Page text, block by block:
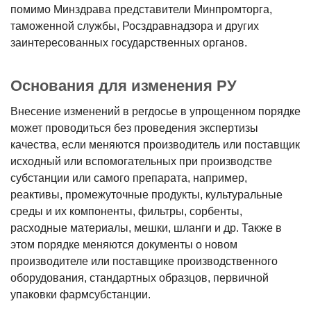
помимо Минздрава представители Минпромторга,
таможенной службы, Росздравнадзора и других
заинтересованных государственных органов.
Основания для изменения РУ
Внесение изменений в регдосье в упрощенном порядке
может проводиться без проведения экспертизы
качества, если меняются производитель или поставщик
исходный или вспомогательных при производстве
субстанции или самого препарата, например,
реактивы, промежуточные продукты, культуральные
среды и их компоненты, фильтры, сорбенты,
расходные материалы, мешки, шланги и др. Также в
этом порядке меняются документы о новом
производителе или поставщике производственного
оборудования, стандартных образцов, первичной
упаковки фармсубстанции.